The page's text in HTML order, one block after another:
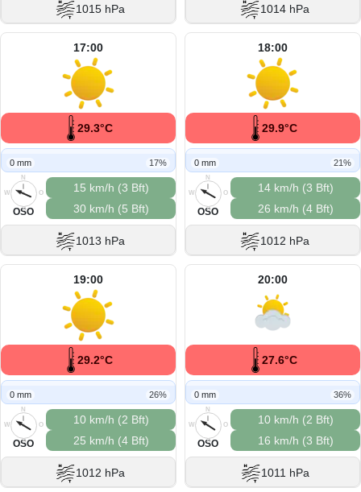
1015 hPa 1014 hPa
17:00
29.3°C
0 mm 17%
N
O
S
W
OSO
15 km/h (3 Bft)
30 km/h (5 Bft)
1013 hPa
18:00
29.9°C
0 mm 21%
N
O
S
W
OSO
14 km/h (3 Bft)
26 km/h (4 Bft)
1012 hPa
19:00
29.2°C
0 mm 26%
N
O
S
W
OSO
10 km/h (2 Bft)
25 km/h (4 Bft)
1012 hPa
20:00
27.6°C
0 mm 36%
N
O
S
W
OSO
10 km/h (2 Bft)
16 km/h (3 Bft)
1011 hPa